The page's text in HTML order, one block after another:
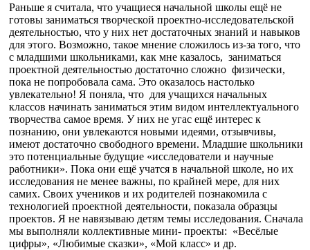
Раньше я считала, что учащиеся начальной школы ещё не
готовы заниматься творческой проектно-исследовательской
деятельностью, что у них нет достаточных знаний и навыков
для этого. Возможно, такое мнение сложилось из-за того, что
с младшими школьниками, как мне казалось, заниматься
проектной деятельностью достаточно сложно физически,
пока не попробовала сама. Это оказалось настолько
увлекательно! Я поняла, что для учащихся начальных
классов начинать заниматься этим видом интеллектуального
творчества самое время. У них не угас ещё интерес к
познанию, они увлекаются новыми идеями, отзывчивы,
имеют достаточно свободного времени. Младшие школьники
это потенциальные будущие «исследователи и научные
работники». Пока они ещё учатся в начальной школе, но их
исследования не менее важны, по крайней мере, для них
самих. Своих учеников и их родителей познакомила с
технологией проектной деятельности, показала образцы
проектов. Я не навязываю детям темы исследования. Сначала
мы выполняли коллективные мини- проекты: «Весёлые
цифры», «Любимые сказки», «Мой класс» и др.